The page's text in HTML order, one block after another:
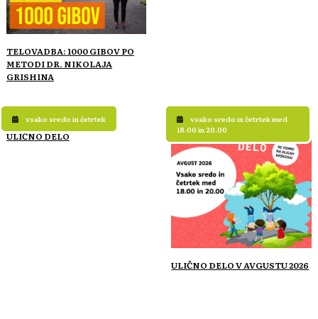
TELOVADBA: 1000 GIBOV PO
METODI DR. NIKOLAJA
GRISHINA
vsako sredo in četrtek
ULIČNO DELO
vsako sredo in četrtek med
18.00 in 20.00
ULIČNO DELO V AVGUSTU 2026